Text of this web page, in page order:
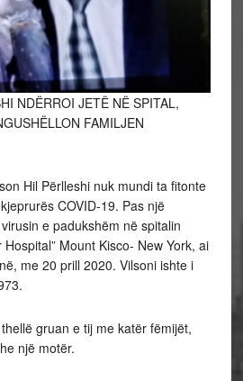
NDËRROI JETË NË SPITAL,
FAMILJEN
Hil Përlleshi nuk mundi ta fitonte
COVID-19. Pas një
e padukshëm në spitalin
Mount Kisco- New York, ai
me 20 prill 2020. Vilsoni ishte i
gruan e tij me katër fëmijët,
një motër.